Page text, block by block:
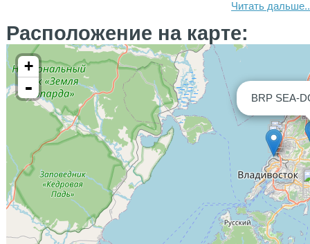
Читать
Расположение на карте:
BRP SEA-
+
-